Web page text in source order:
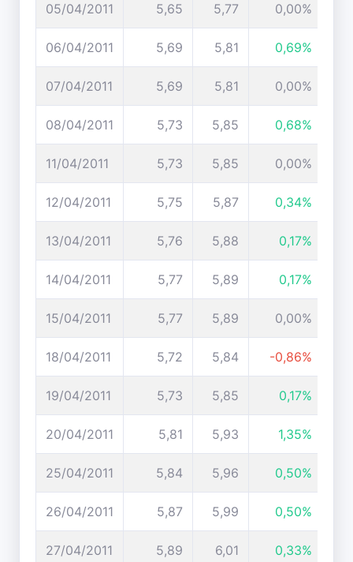
05/04/2011 5,65 5,77 0,00%
06/04/2011 5,69 5,81 0,69%
07/04/2011 5,69 5,81 0,00%
08/04/2011 5,73 5,85 0,68%
11/04/2011 5,73 5,85 0,00%
12/04/2011 5,75 5,87 0,34%
13/04/2011 5,76 5,88 0,17%
14/04/2011 5,77 5,89 0,17%
15/04/2011 5,77 5,89 0,00%
18/04/2011 5,72 5,84 -0,86%
19/04/2011 5,73 5,85 0,17%
20/04/2011 5,81 5,93 1,35%
25/04/2011 5,84 5,96 0,50%
26/04/2011 5,87 5,99 0,50%
27/04/2011 5,89 6,01 0,33%